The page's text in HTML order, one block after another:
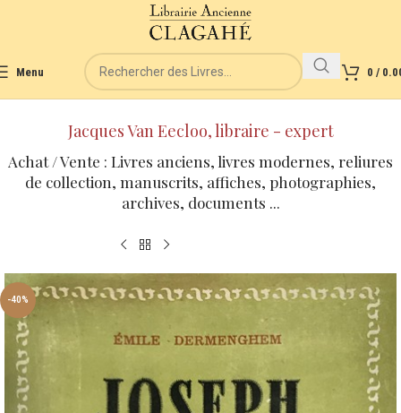
Menu 0 /
Jacques Van Eecloo, libraire - expert
Achat / Vente : Livres anciens, livres modernes, reliures
de collection, manuscrits, affiches, photographies,
archives, documents ...
-40%